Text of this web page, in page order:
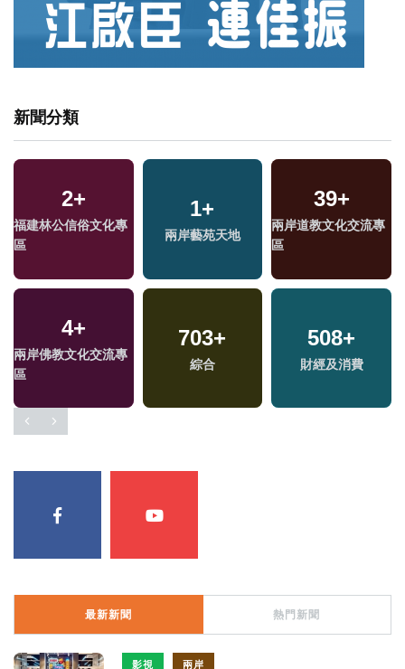
新聞分類
2+
福建林公信俗文化專
區
1+
兩岸藝苑天地
39+
兩岸道教文化交流專
區
4+
兩岸佛教文化交流專
區
703+
綜合
508+
財經及消費
15+
2024總統大選
34+
2024立委選戰
259+
藝文
74+
美食
353+
熱門
70+
兩岸
最新新聞 熱門新聞
影視 兩岸